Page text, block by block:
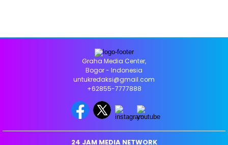
Graha Media Center,
Bogor - Indonesia
untukredaksi@gmail.com
+62855-7777888
24 JAM MEDIA NETWORK